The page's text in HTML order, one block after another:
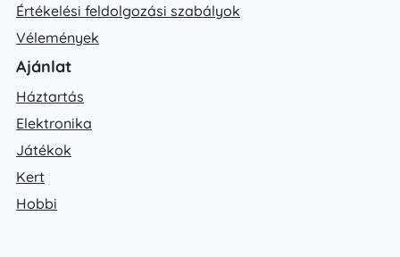
Értékelési feldolgozási szabályok
Vélemények
Ajánlat
Háztartás
Elektronika
Játékok
Kert
Hobbi